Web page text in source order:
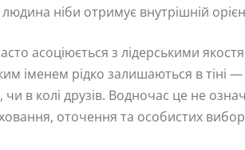
ніби отримує внутрішній
асоціюється з лідерськими
іменем рідко залишаються в
в колі друзів. Водночас це не
оточення та особистих